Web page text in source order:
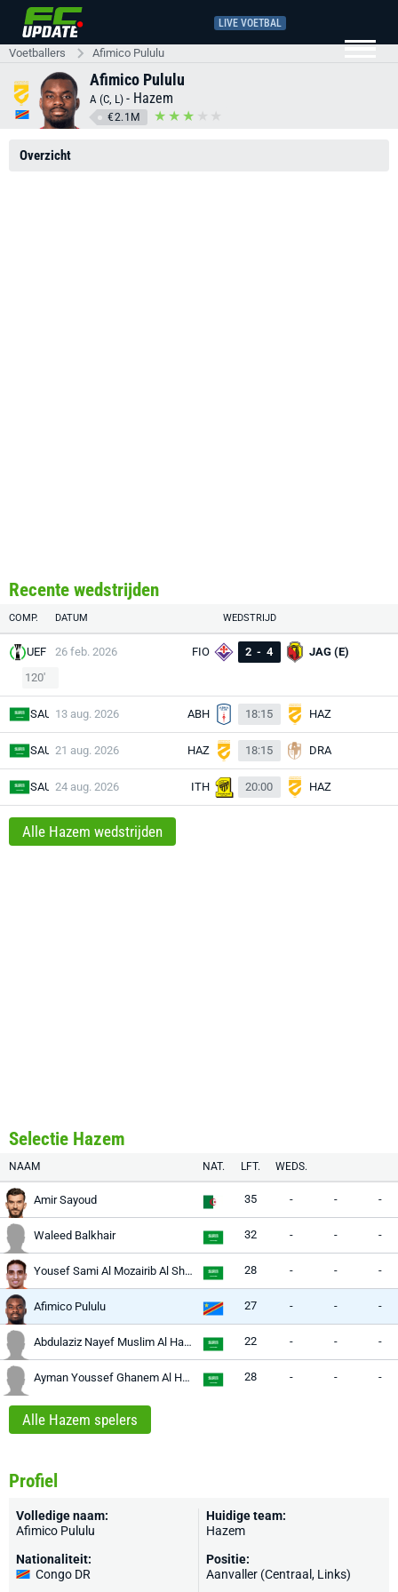
LIVE VOETBAL
Voetballers Afimico Pululu
Afimico Pululu
A (C, L) - Hazem
€2.1M
Overzicht
Recente wedstrijden
COMP. DATUM WEDSTRIJD
UEF 26 feb. 2026 FIO 2 - 4
JAG (E)
120'
SAU 13 aug. 2026 ABH 18:15 HAZ
SAU 21 aug. 2026 HAZ 18:15 DRA
SAU 24 aug. 2026 ITH 20:00 HAZ
Alle Hazem wedstrijden
Selectie Hazem
NAAM NAT. LFT. WEDS.
Amir Sayoud 35 - - -
Waleed Balkhair 32 - - -
Yousef Sami Al Mozairib Al Shammari 28 - - -
Afimico Pululu 27 - - -
Abdulaziz Nayef Muslim Al Harbi 22 - - -
Ayman Youssef Ghanem Al Hujaili 28 - - -
Alle Hazem spelers
Profiel
Volledige naam:
Afimico Pululu
Nationaliteit:
Congo DR
Huidige team:
Hazem
Positie:
Aanvaller (Centraal, Links)